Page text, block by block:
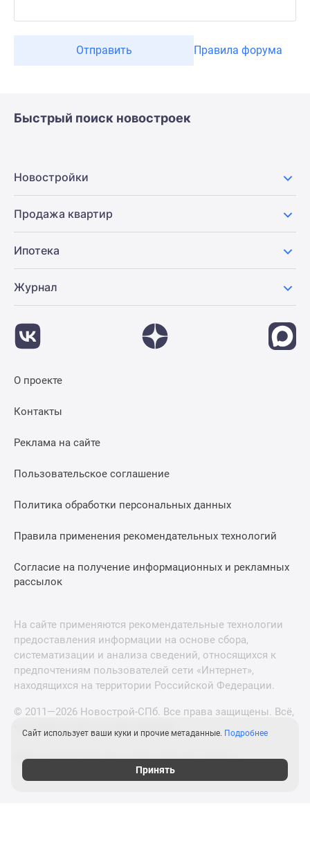
Отправить Правила форума
Быстрый поиск новостроек
Новостройки
Продажа квартир
Ипотека
Журнал
О проекте
Контакты
Реклама на сайте
Пользовательское соглашение
Политика обработки персональных данных
Правила применения рекомендательных технологий
Согласие на получение информационных и рекламных
рассылок
На сайте применяются рекомендательные технологии
предоставления информации на основе сбора,
систематизации и анализа сведений, относящихся к
предпочтениям пользователей сети «Интернет»,
находящихся на территории Российской Федерации.
© 2011—2026 Новострой-СПб. Все права защищены. Всё,
что нужно знать о новостройках
Новостройки Москвы и Московской области
Сайт использует ваши куки и прочие метаданные. Подробнее
Принять